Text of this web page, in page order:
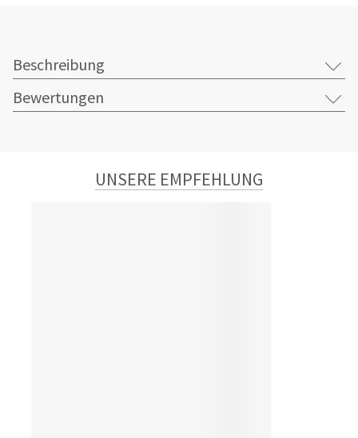
Beschreibung
Bewertungen
UNSERE EMPFEHLUNG